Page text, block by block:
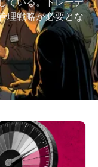
理戦略が必要とな